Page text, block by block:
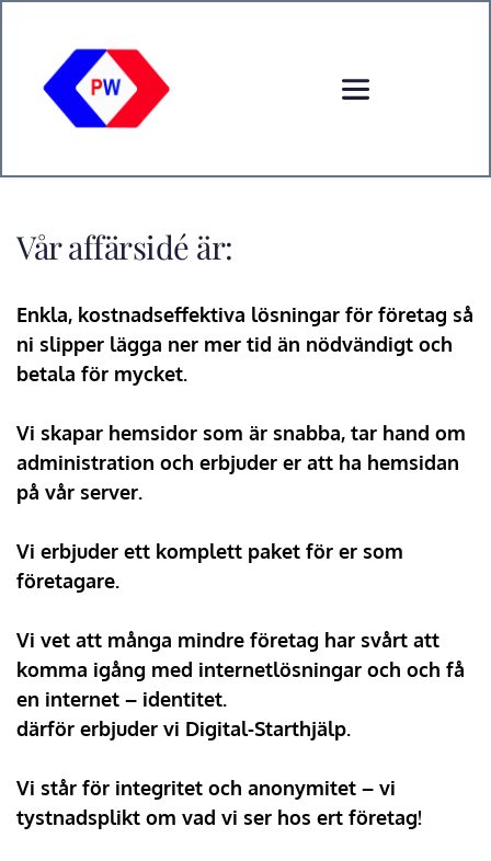
Vår affärsidé är:
Enkla, kostnadseffektiva lösningar för företag så
ni slipper lägga ner mer tid än nödvändigt och
betala för mycket.
Vi skapar hemsidor som är snabba, tar hand om
administration och erbjuder er att ha hemsidan
på vår server.
Vi erbjuder ett komplett paket för er som
företagare.
Vi vet att många mindre företag har svårt att
komma igång med internetlösningar och och få
en internet – identitet.
därför erbjuder vi Digital-Starthjälp.
Vi står för integritet och anonymitet – vi
tystnadsplikt om vad vi ser hos ert företag!